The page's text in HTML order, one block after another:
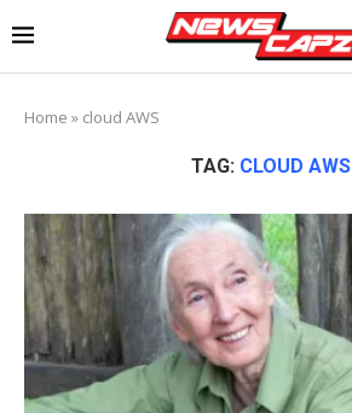
Home » cloud AWS
TAG: CLOUD AWS